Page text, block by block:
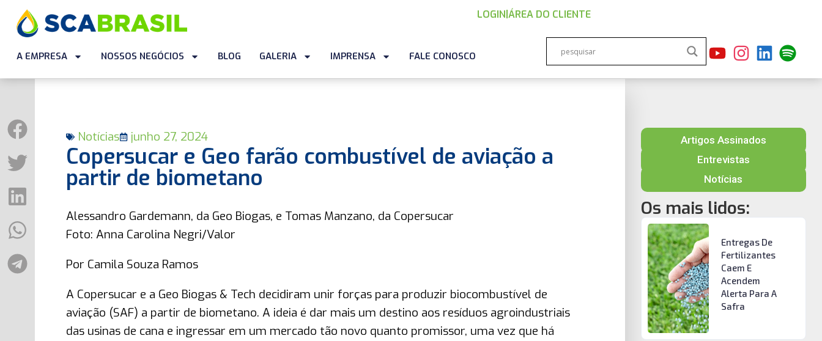
LOGIN |ÁREA DO CLIENTE
A EMPRESA NOSSOS NEGÓCIOS BLOG GALERIA IMPRENSA FALE CONOSCO
Notícias junho 27, 2024
Copersucar e Geo farão combustível de aviação a
partir de biometano
Alessandro Gardemann, da Geo Biogas, e Tomas Manzano, da Copersucar
Foto: Anna Carolina Negri/Valor
Por Camila Souza Ramos
A Copersucar e a Geo Biogas & Tech decidiram unir forças para produzir biocombustível de
aviação (SAF) a partir de biometano. A ideia é dar mais um destino aos resíduos agroindustriais
das usinas de cana e ingressar em um mercado tão novo quanto promissor, uma vez que há
Artigos Assinados
Entrevistas
Notícias
Os mais lidos:
Entregas De
Fertilizantes
Caem E
Acendem
Alerta Para A
Safra